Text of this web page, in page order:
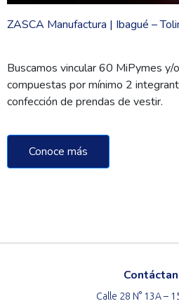
ZASCA Manufactura | Ibagué –
Buscamos vincular 60 MiPymes y/
compuestas por mínimo 2
confección de prendas de vestir.
Conoce más
Calle 28 N° 13A –